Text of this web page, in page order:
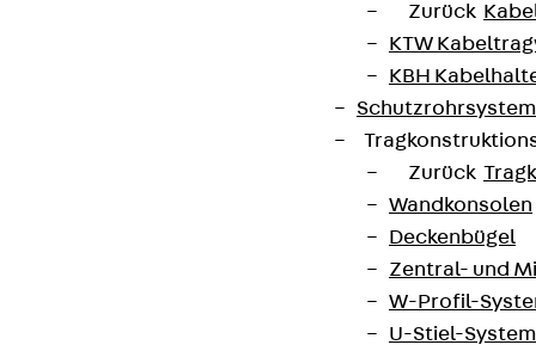
Zurück
KTW
KBH
Zurück
Wandkonsolen
Deckenbügel
Zentral- und
W-Profil-
U-Stiel-System